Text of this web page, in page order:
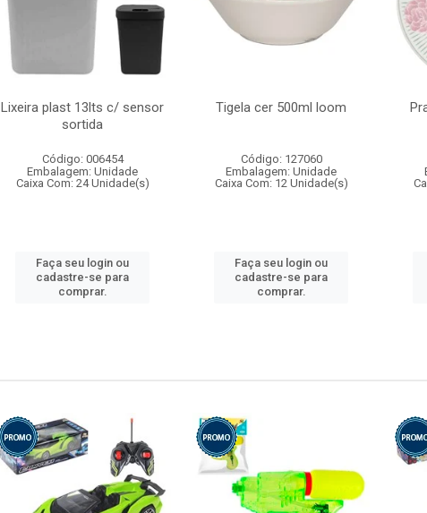
Lixeira plast 13lts c/ sensor
sortida
Código: 006454
Embalagem: Unidade
Caixa Com: 24 Unidade(s)
Faça seu login ou
cadastre-se para
comprar.
Tigela cer 500ml loom
Código: 127060
Embalagem: Unidade
Caixa Com: 12 Unidade(s)
Faça seu login ou
cadastre-se para
comprar.